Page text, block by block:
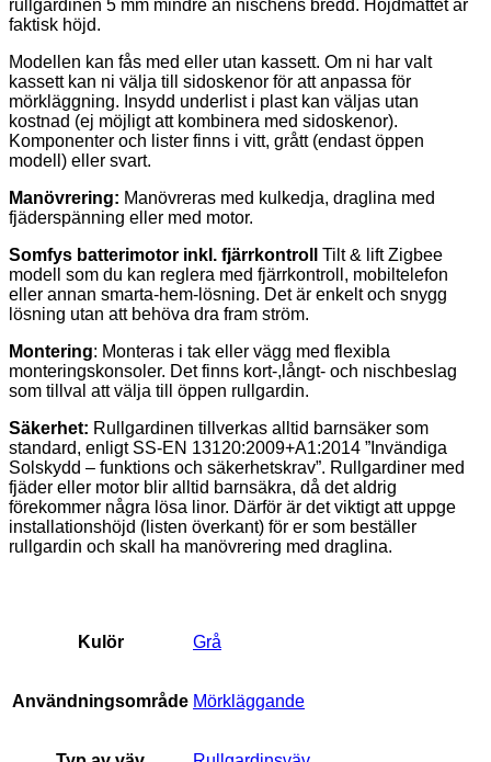
rullgardinen 5 mm mindre än nischens bredd. Höjdmåttet är
faktisk höjd.
Modellen kan fås med eller utan kassett. Om ni har valt
kassett kan ni välja till sidoskenor för att anpassa för
mörkläggning. Insydd underlist i plast kan väljas utan
kostnad (ej möjligt att kombinera med sidoskenor).
Komponenter och lister finns i vitt, grått (endast öppen
modell) eller svart.
Manövrering: Manövreras med kulkedja, draglina med
fjäderspänning eller med motor.
Somfys batterimotor inkl. fjärrkontroll
Tilt & lift Zigbee
modell som du kan reglera med fjärrkontroll, mobiltelefon
eller annan smarta-hem-lösning. Det är enkelt och snygg
lösning utan att behöva dra fram ström.
Montering: Monteras i tak eller vägg med flexibla
monteringskonsoler. Det finns kort-,långt- och nischbeslag
som tillval att välja till öppen rullgardin.
Säkerhet: Rullgardinen tillverkas alltid barnsäker som
standard, enligt SS-EN 13120:2009+A1:2014 ”Invändiga
Solskydd – funktions och säkerhetskrav”. Rullgardiner med
fjäder eller motor blir alltid barnsäkra, då det aldrig
förekommer några lösa linor. Därför är det viktigt att uppge
installationshöjd (listen överkant) för er som beställer
rullgardin och skall ha manövrering med draglina.
Kulör Grå
Användningsområde Mörkläggande